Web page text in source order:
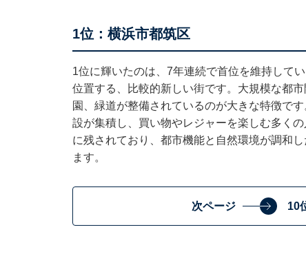
1位：横浜市都筑区
1位に輝いたのは、7年連続で首位を維持して
位置する、比較的新しい街です。大規模な都
園、緑道が整備されているのが大きな特徴で
設が集積し、買い物やレジャーを楽しむ多く
に残されており、都市機能と自然環境が調和
ます。
次ページ 10